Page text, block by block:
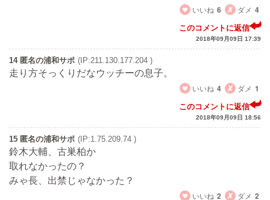
いいね 6 ダメ 4
このコメントに返信
2018年09月09日 17:39
14 匿名の浦和サポ (IP:211.130.177.204 )
走り方そっくりだなウッチーの息子。
いいね 4 ダメ 1
このコメントに返信
2018年09月09日 18:56
15 匿名の浦和サポ (IP:1.75.209.74 )
鈴木大輔、古巣柏か
取れなかったの？
みゃ長、出禁じゃなかった？
いいね 2 ダメ 2